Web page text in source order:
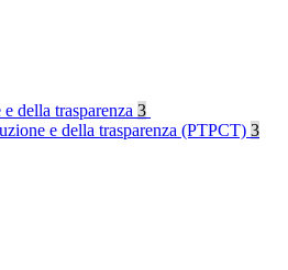
della trasparenza 3
e della trasparenza (PTPCT) 3